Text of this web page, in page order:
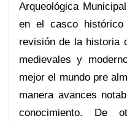
Arqueológica
en el casco histórico
revisión de la historia
medievales y
mejor el mundo pre
manera avances
conocimiento. De